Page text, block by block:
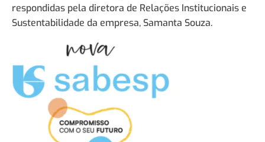
respondidas pela diretora de Relações Institucionais e
Sustentabilidade da empresa, Samanta Souza.